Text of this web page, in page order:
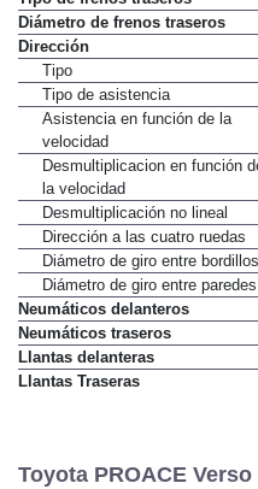
Diámetro de frenos traseros
Dirección
Tipo
Tipo de asistencia
Asistencia en función de la
velocidad
Desmultiplicacion en función
la velocidad
Desmultiplicación no lineal
Dirección a las cuatro ruedas
Diámetro de giro entre bordillos
Diámetro de giro entre paredes
Neumáticos delanteros
Neumáticos traseros
Llantas delanteras
Llantas Traseras
Toyota PROACE